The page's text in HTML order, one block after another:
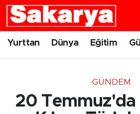
Yurttan Dünya Eğitim
GÜNDEM
20 Temmuz'da
Yurttan
Eskişehir Nöbetçi Eczaneler